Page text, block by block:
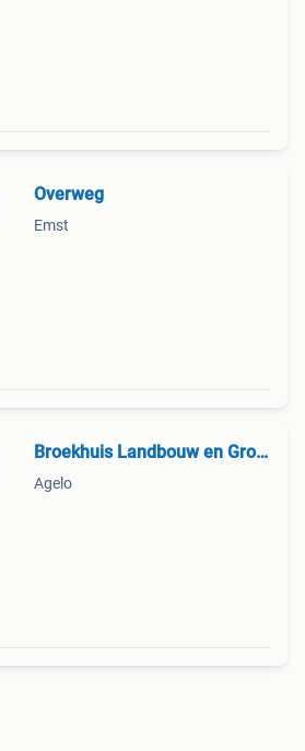
Overweg
Emst
Broekhuis Landbouw en Groen
Agelo